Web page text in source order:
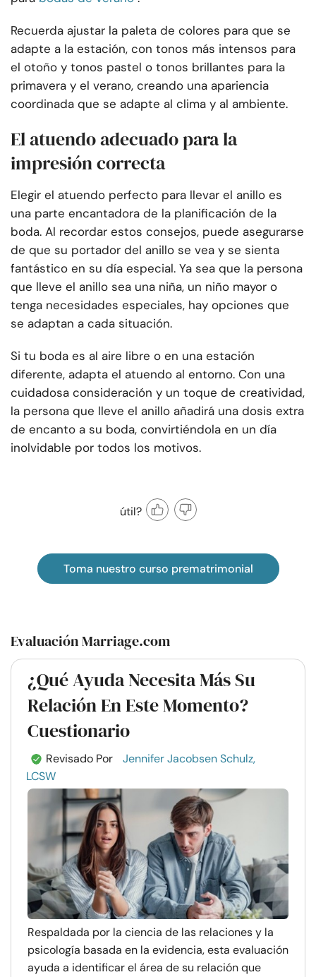
Recuerda ajustar la paleta de colores para que se
adapte a la estación, con tonos más intensos para
el otoño y tonos pastel o tonos brillantes para la
primavera y el verano, creando una apariencia
coordinada que se adapte al clima y al ambiente.
El atuendo adecuado para la
impresión correcta
Elegir el atuendo perfecto para llevar el anillo es
una parte encantadora de la planificación de la
boda. Al recordar estos consejos, puede asegurarse
de que su portador del anillo se vea y se sienta
fantástico en su día especial. Ya sea que la persona
que lleve el anillo sea una niña, un niño mayor o
tenga necesidades especiales, hay opciones que
se adaptan a cada situación.
Si tu boda es al aire libre o en una estación
diferente, adapta el atuendo al entorno. Con una
cuidadosa consideración y un toque de creatividad,
la persona que lleve el anillo añadirá una dosis extra
de encanto a su boda, convirtiéndola en un día
inolvidable por todos los motivos.
útil?
Toma nuestro curso prematrimonial
Evaluación Marriage.com
¿Qué Ayuda Necesita Más Su
Relación En Este Momento?
Cuestionario
Revisado Por
Jennifer Jacobsen Schulz,
LCSW
Respaldada por la ciencia de las relaciones y la
psicología basada en la evidencia, esta evaluación
ayuda a identificar el área de su relación que